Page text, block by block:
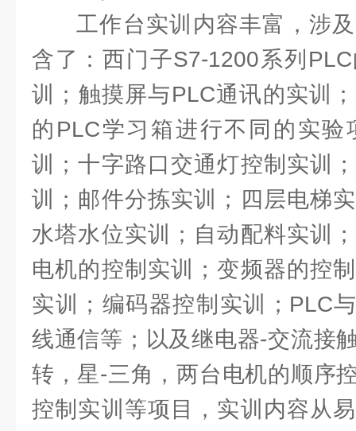
工作台实训内容丰富，涉
含了：西门子S7-1200系列
训；触摸屏与PLC通讯的实训
的PLC学习箱进行不同的实
训；十字路口交通灯控制实训
训；邮件分拣实训；四层电梯
水塔水位实训；自动配料实训
电机的控制实训；变频器的控
实训；编码器控制实训；PLC
线通信等；以及继电器-交流接
转，星-三角，两台电机的顺序
控制实训等项目，实训内容从